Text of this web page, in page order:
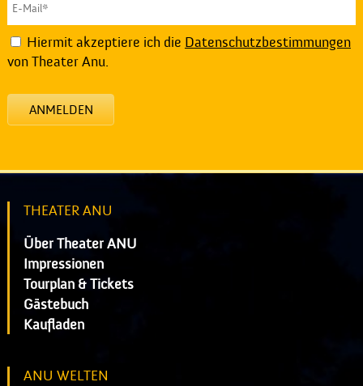
Hiermit akzeptiere ich die Datenschutzbestimmungen
von Theater Anu.
ANMELDEN
THEATER ANU
Über Theater ANU
Impressionen
Tourplan & Tickets
Gästebuch
Kaufladen
ANU WELTEN